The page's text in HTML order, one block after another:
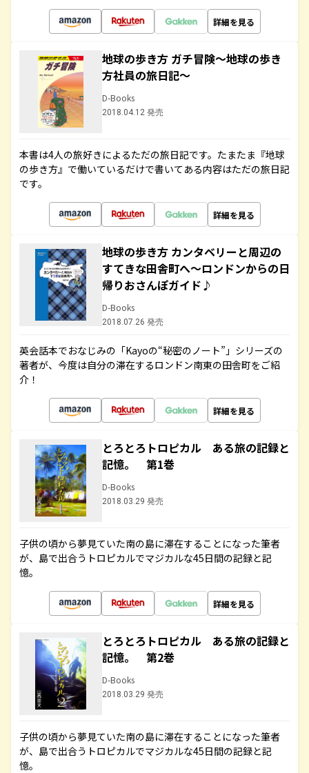
詳細を見る
地球の歩き方 ガチ冒険～地球の歩き
方社員の旅日記～
D-Books
2018.04.12 発売
本書は4人の旅好きによるただの旅日記です。たまたま『地球
の歩き方』で働いているだけで書いてある内容はただの旅日記
です。
詳細を見る
地球の歩き方 カンタベリーと周辺の
すてきな田舎町へ～ロンドンからの日
帰りおさんぽガイド♪
D-Books
2018.07.26 発売
英会話本でおなじみの「Kayoの“秘密のノート”」シリーズの
著者が、今度は自分の滞在するロンドン南東の田舎町をご紹
介！
詳細を見る
とろとろトロピカル ある旅の記録と
記憶。 第1巻
D-Books
2018.03.29 発売
子供の頃から夢見ていた南の島に滞在することになった筆者
が、島で出合うトロピカルでマジカルな45日間の記録と記
憶。
詳細を見る
とろとろトロピカル ある旅の記録と
記憶。 第2巻
D-Books
2018.03.29 発売
子供の頃から夢見ていた南の島に滞在することになった筆者
が、島で出合うトロピカルでマジカルな45日間の記録と記
憶。